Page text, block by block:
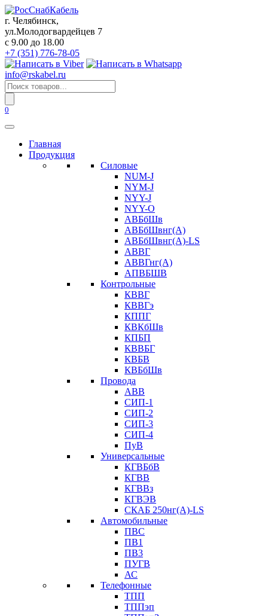
Перейти
к
содержанию
г. Челябинск,
ул.Молодогвардейцев 7
c 9.00 до 18.00
+7 (351) 776-78-05
info@rskabel.ru
Поиск
товаров
0
Главная
Продукция
Силовые
NUM-J
NYM-J
NYY-J
NYY-O
АВБбШв
АВБбШвнг(А)
АВБбШвнг(А)-LS
АВВГ
АВВГнг(А)
АПВБШВ
Контрольные
КВВГ
КВВГэ
КППГ
КВКбШв
КПБП
КВВБГ
КВБВ
КВБбШв
Провода
АВВ
СИП-1
СИП-2
СИП-3
СИП-4
ПуВ
Универсальные
КГВБбВ
КГВВ
КГВВз
КГВЭВ
СКАБ 250нг(А)-LS
Автомобильные
ПВС
ПВ1
ПВ3
ПУГВ
АС
Телефонные
ТПП
ТППэп